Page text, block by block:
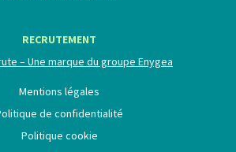
RECRUTEMENT
– Une marque du groupe Enygea
Mentions légales
de confidentialité
Politique cookie